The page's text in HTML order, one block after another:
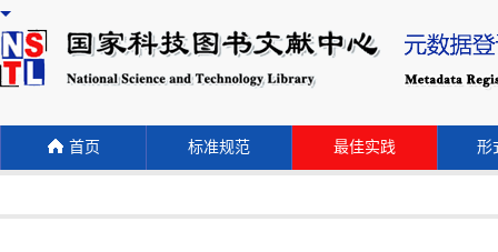
首页 标准规范 最佳实践 形